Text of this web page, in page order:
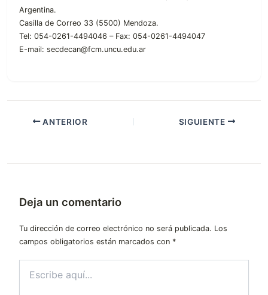
Argentina.
Casilla de Correo 33 (5500) Mendoza.
Tel: 054-0261-4494046 – Fax: 054-0261-4494047
E-mail: secdecan@fcm.uncu.edu.ar
ANTERIOR SIGUIENTE
Deja un comentario
Tu dirección de correo electrónico no será publicada. Los
campos obligatorios están marcados con *
aquí...